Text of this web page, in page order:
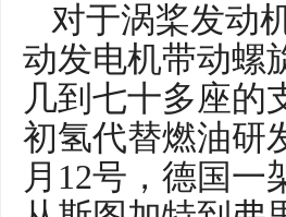
对于涡桨发动
动发电机带动螺
几到七十多座的
初氢代替燃油研
月12号，德国一